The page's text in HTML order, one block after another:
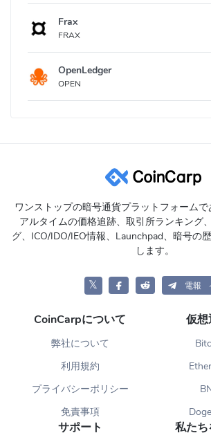
アルゴランド (ALGO) コミュニティ
Reddit:
https://www.reddit.com/r/
Frax
FRAX
OpenLedger
OPEN
ワンストップの暗号通貨プラットフォームで
アルタイムの価格追跡、取引所ランキング
グ、ICO/IDO/IEO情報、Launchpad、暗号の
します。
𝕏 電報
CoinCarpについて
弊社について
利用規約
プライバシーポリシー
免責事項
仮
サポート 私た